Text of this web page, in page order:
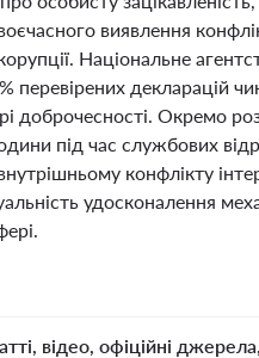
виявлення
Національне
перевірених декларацій
доброчесності. Окремо
під час службових
конфлікту
удосконалення
відео, офіційні